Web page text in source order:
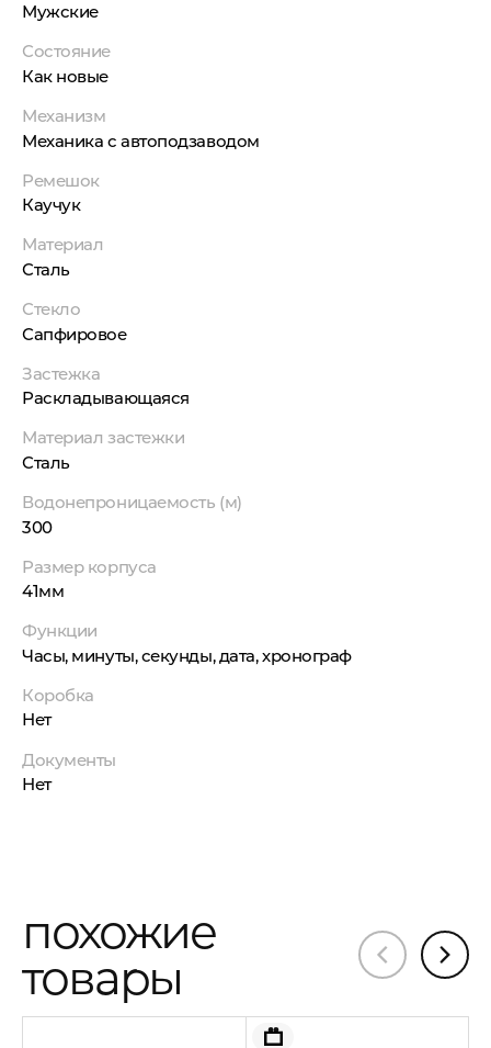
Мужские
Состояние
Как новые
Механизм
Механика с автоподзаводом
Ремешок
Каучук
Материал
Сталь
Стекло
Сапфировое
Застежка
Раскладывающаяся
Материал застежки
Сталь
Водонепроницаемость (м)
300
Размер корпуса
41мм
Функции
Часы, минуты, секунды, дата, хронограф
Коробка
Нет
Документы
Нет
похожие
товары